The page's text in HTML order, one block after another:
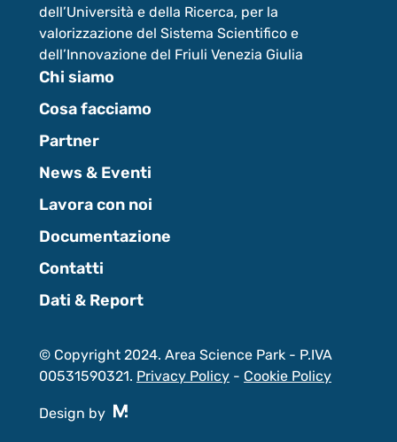
dell’Università e della Ricerca, per la
valorizzazione del Sistema Scientifico e
dell’Innovazione del Friuli Venezia Giulia
Chi siamo
Cosa facciamo
Partner
News & Eventi
Lavora con noi
Documentazione
Contatti
Dati & Report
© Copyright 2024. Area Science Park - P.IVA
00531590321. Privacy Policy- Cookie Policy
Design by